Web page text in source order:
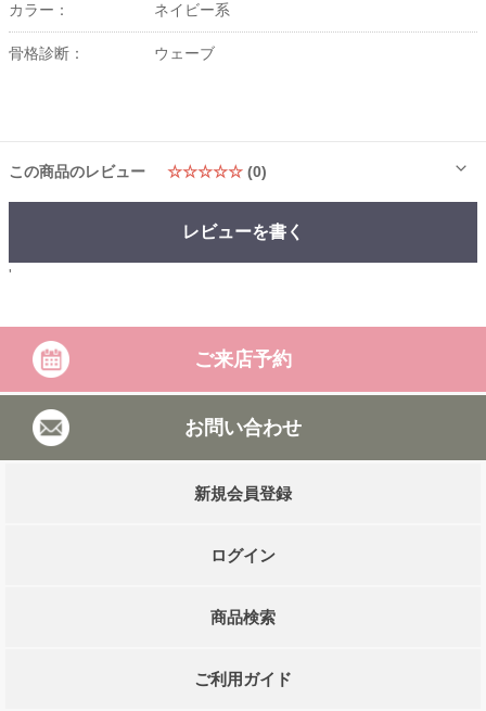
カラー： ネイビー系
骨格診断： ウェーブ
この商品のレビュー ☆☆☆☆☆ (0)
レビューを書く
'
ご来店予約
お問い合わせ
新規会員登録
ログイン
商品検索
ご利用ガイド